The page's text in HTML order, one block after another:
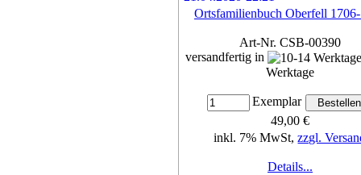
Ortsfamilienbuch Oberfell
Art-Nr. CSB-00390
versandfertig in
Werktage
Exemplar
49,00 €
inkl. 7% MwSt,zzgl.
Details...